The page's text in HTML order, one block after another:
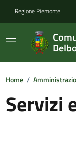
Regione Piemonte
Belbo
Home /
Servizi